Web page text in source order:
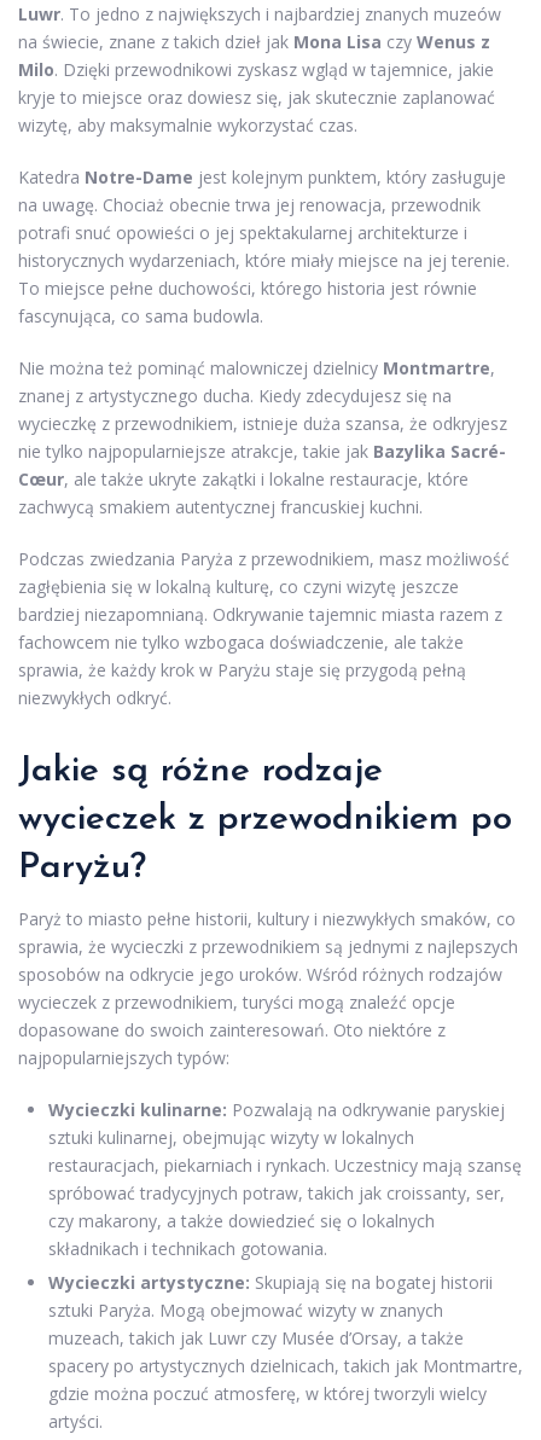
Luwr. To jedno z największych i najbardziej znanych muzeów
na świecie, znane z takich dzieł jak Mona Lisa czy Wenus z
Milo. Dzięki przewodnikowi zyskasz wgląd w tajemnice, jakie
kryje to miejsce oraz dowiesz się, jak skutecznie zaplanować
wizytę, aby maksymalnie wykorzystać czas.
Katedra Notre-Dame jest kolejnym punktem, który zasługuje
na uwagę. Chociaż obecnie trwa jej renowacja, przewodnik
potrafi snuć opowieści o jej spektakularnej architekturze i
historycznych wydarzeniach, które miały miejsce na jej terenie.
To miejsce pełne duchowości, którego historia jest równie
fascynująca, co sama budowla.
Nie można też pominąć malowniczej dzielnicy Montmartre,
znanej z artystycznego ducha. Kiedy zdecydujesz się na
wycieczkę z przewodnikiem, istnieje duża szansa, że odkryjesz
nie tylko najpopularniejsze atrakcje, takie jak Bazylika Sacré-
Cœur, ale także ukryte zakątki i lokalne restauracje, które
zachwycą smakiem autentycznej francuskiej kuchni.
Podczas zwiedzania Paryża z przewodnikiem, masz możliwość
zagłębienia się w lokalną kulturę, co czyni wizytę jeszcze
bardziej niezapomnianą. Odkrywanie tajemnic miasta razem z
fachowcem nie tylko wzbogaca doświadczenie, ale także
sprawia, że każdy krok w Paryżu staje się przygodą pełną
niezwykłych odkryć.
Jakie są różne rodzaje
wycieczek z przewodnikiem po
Paryżu?
Paryż to miasto pełne historii, kultury i niezwykłych smaków, co
sprawia, że wycieczki z przewodnikiem są jednymi z najlepszych
sposobów na odkrycie jego uroków. Wśród różnych rodzajów
wycieczek z przewodnikiem, turyści mogą znaleźć opcje
dopasowane do swoich zainteresowań. Oto niektóre z
najpopularniejszych typów:
Wycieczki kulinarne: Pozwalają na odkrywanie paryskiej
sztuki kulinarnej, obejmując wizyty w lokalnych
restauracjach, piekarniach i rynkach. Uczestnicy mają szansę
spróbować tradycyjnych potraw, takich jak croissanty, ser,
czy makarony, a także dowiedzieć się o lokalnych
składnikach i technikach gotowania.
Wycieczki artystyczne: Skupiają się na bogatej historii
sztuki Paryża. Mogą obejmować wizyty w znanych
muzeach, takich jak Luwr czy Musée d’Orsay, a także
spacery po artystycznych dzielnicach, takich jak Montmartre,
gdzie można poczuć atmosferę, w której tworzyli wielcy
artyści.